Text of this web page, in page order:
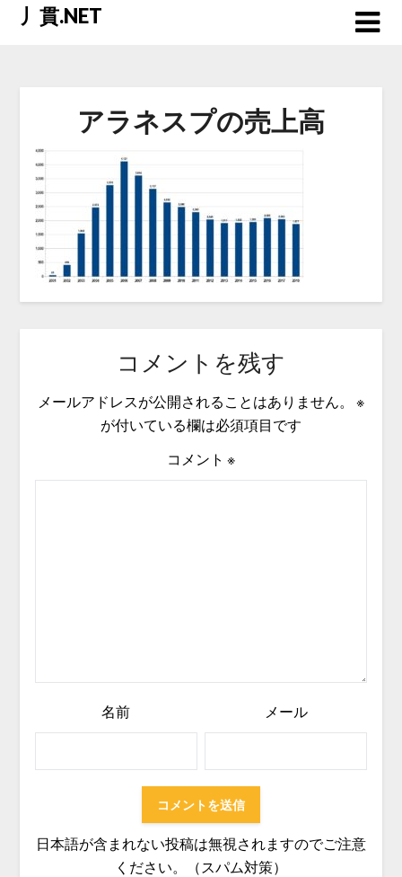
Skip丿貫.NET
アラネスプの売上高
コメントを残す
メールアドレスが公開されることはありません。
※
が付いている欄は必須項目です
コメント ※
名前 メール
日本語が含まれない投稿は無視されますのでご注意
ください。（スパム対策）